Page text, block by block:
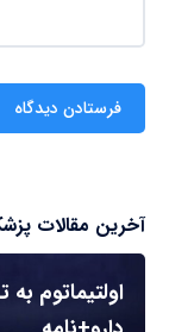
آخرین مقالات
اولتیماتوم